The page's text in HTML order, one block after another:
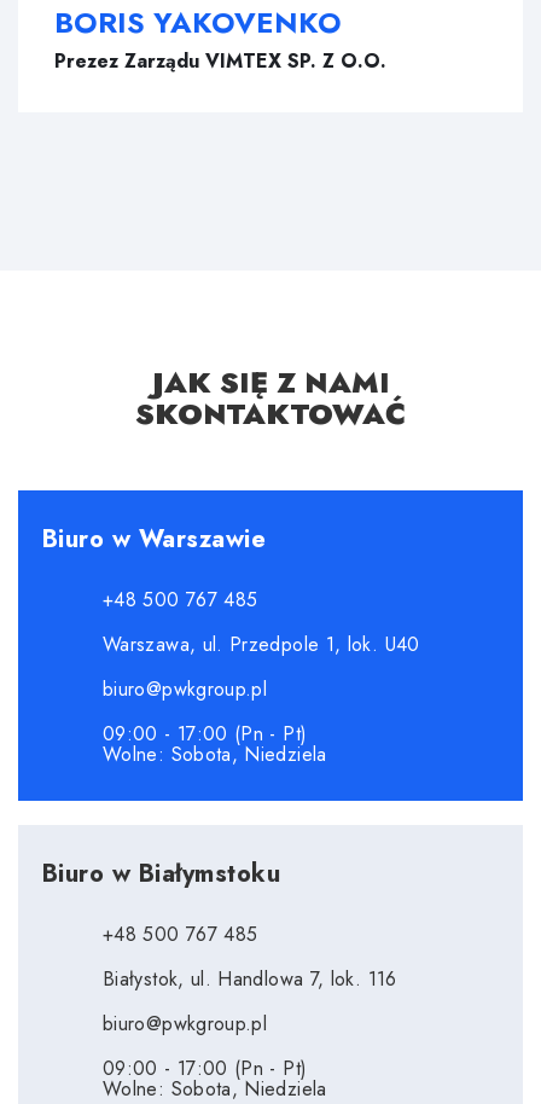
BORIS YAKOVENKO
Prezez Zarządu VIMTEX SP. Z O.O.
JAK SIĘ Z NAMI
SKONTAKTOWAĆ
Biuro w Warszawie
+48 500 767 485
Warszawa, ul. Przedpole 1, lok. U40
biuro@pwkgroup.pl
09:00 - 17:00 (Pn - Pt)
Wolne: Sobota, Niedziela
Biuro w Białymstoku
+48 500 767 485
Białystok, ul. Handlowa 7, lok. 116
biuro@pwkgroup.pl
09:00 - 17:00 (Pn - Pt)
Wolne: Sobota, Niedziela